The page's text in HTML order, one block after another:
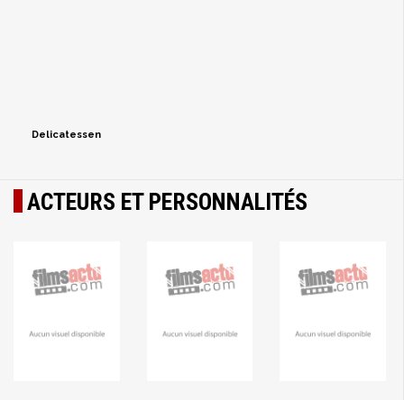
Delicatessen
ACTEURS ET PERSONNALITÉS